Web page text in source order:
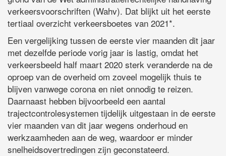
verkeersvoorschriften (Wahv). Dat blijkt uit het eerste
tertiaal overzicht verkeersboetes van 2021*.
Een vergelijking tussen de eerste vier maanden dit jaar
met dezelfde periode vorig jaar is lastig, omdat het
verkeersbeeld half maart 2020 sterk veranderde na de
oproep van de overheid om zoveel mogelijk thuis te
blijven vanwege corona en niet onnodig te reizen.
Daarnaast hebben bijvoorbeeld een aantal
trajectcontrolesystemen tijdelijk uitgestaan in de eerste
vier maanden van dit jaar wegens onderhoud en
werkzaamheden aan de weg, waardoor er minder
snelheidsovertredingen zijn geconstateerd.